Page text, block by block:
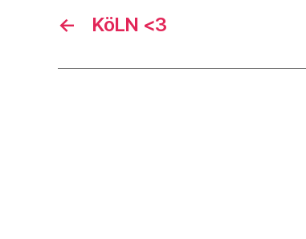
← KöLN <3